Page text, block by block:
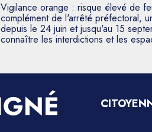
Vigilance orange : risque élevé de
complément de l'arrêté préfectoral,
depuis le 24 juin et jusqu'au 15
connaître les interdictions et les